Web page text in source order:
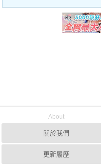
About
關於我們
更新履歷